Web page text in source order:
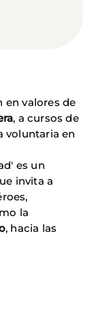
en valores de
, a cursos de
voluntaria en
es un
invita a
la
, hacia las